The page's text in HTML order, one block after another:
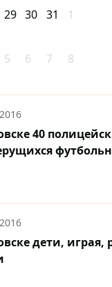
29 30 31 1
5 6 7 8
40
дети, играя,